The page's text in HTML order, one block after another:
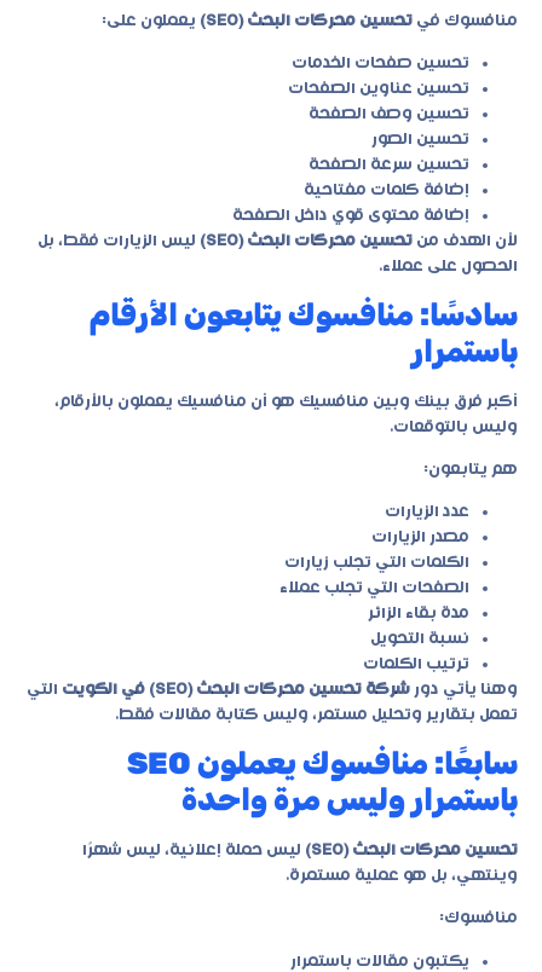
منافسوك في تحسين محركات البحث (SEO) يعملون على:
تحسين صفحات الخدمات
تحسين عناوين الصفحات
تحسين وصف الصفحة
تحسين الصور
تحسين سرعة الصفحة
إضافة كلمات مفتاحية
إضافة محتوى قوي داخل الصفحة
لأن الهدف من تحسين محركات البحث (SEO)
ليس الزيارات فقط، بل
الحصول على عملاء.
سادسًا: منافسوك يتابعون الأرقام
باستمرار
أكبر فرق بينك وبين منافسيك هو أن منافسيك يعملون بالأرقام،
وليس بالتوقعات.
هم يتابعون:
عدد الزيارات
مصدر الزيارات
الكلمات التي تجلب زيارات
الصفحات التي تجلب عملاء
مدة بقاء الزائر
نسبة التحويل
ترتيب الكلمات
وهنا يأتي دور شركة تحسين محركات البحث (SEO) في الكويت
التي
تعمل بتقارير وتحليل مستمر، وليس كتابة مقالات فقط.
سابعًا: منافسوك يعملون SEO
باستمرار وليس مرة واحدة
تحسين محركات البحث (SEO)
ليس حملة إعلانية، ليس شهرًا
وينتهي، بل هو عملية مستمرة.
منافسوك:
يكتبون مقالات باستمرار